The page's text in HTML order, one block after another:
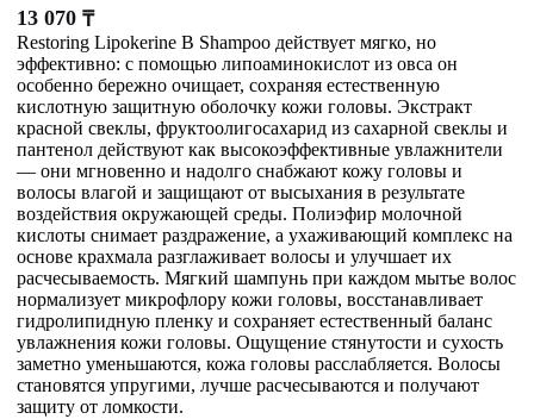
13 070 ₸
Restoring Lipokerine B Shampoo действует мягко, но
эффективно: с помощью липоаминокислот из овса он
особенно бережно очищает, сохраняя естественную
кислотную защитную оболочку кожи головы. Экстракт
красной свеклы, фруктоолигосахарид из сахарной свеклы и
пантенол действуют как высокоэффективные увлажнители
— они мгновенно и надолго снабжают кожу головы и
волосы влагой и защищают от высыхания в результате
воздействия окружающей среды. Полиэфир молочной
кислоты снимает раздражение, а ухаживающий комплекс на
основе крахмала разглаживает волосы и улучшает их
расчесываемость. Мягкий шампунь при каждом мытье волос
нормализует микрофлору кожи головы, восстанавливает
гидролипидную пленку и сохраняет естественный баланс
увлажнения кожи головы. Ощущение стянутости и сухость
заметно уменьшаются, кожа головы расслабляется. Волосы
становятся упругими, лучше расчесываются и получают
защиту от ломкости.